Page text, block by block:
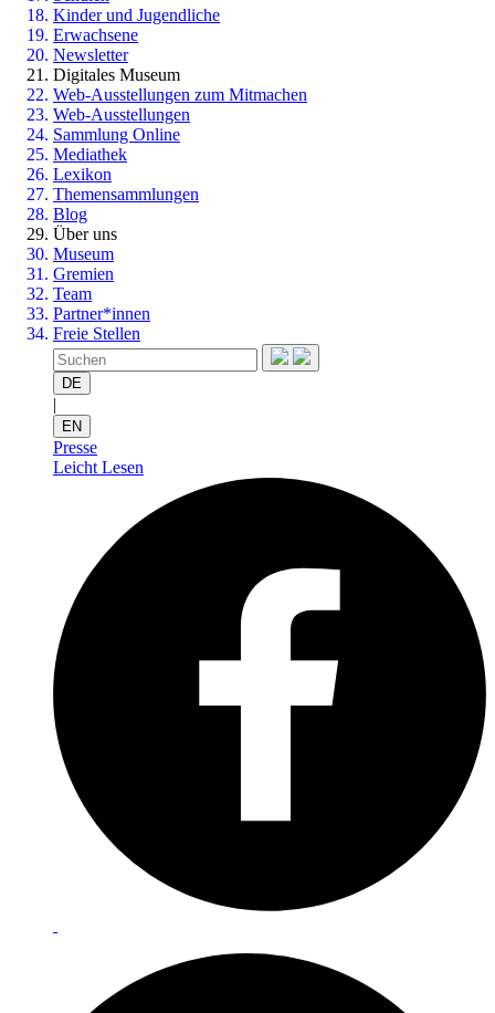
Kinder und Jugendliche
Erwachsene
Newsletter
Digitales Museum
Web-Ausstellungen zum Mitmachen
Web-Ausstellungen
Sammlung Online
Mediathek
Lexikon
Themensammlungen
Blog
Über uns
Museum
Gremien
Team
Partner*innen
Freie Stellen
DE
|
EN
Presse
Leicht Lesen